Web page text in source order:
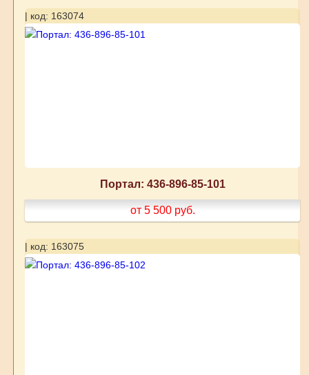
| код: 163074
Портал: 436-896-85-101
от 5 500 руб.
| код: 163075